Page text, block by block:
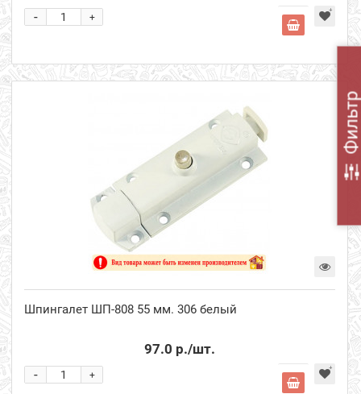
+
-
Шпингалет ШП-808 55 мм. 306 белый
97.0 р./шт.
+
-